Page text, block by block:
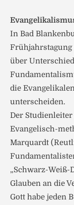
In Bad
über
die
unterscheiden.
Der
Evangelisch-
Marquardt
„Schwarz-Weiß-
Glauben an die
Gott habe jeden